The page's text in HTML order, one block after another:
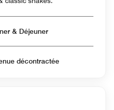
Ouvert pour Petit déjeuner & Déjeuner
décontractée